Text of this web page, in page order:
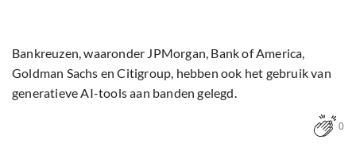
Bankreuzen, waaronder JPMorgan, Bank of America,
Goldman Sachs en Citigroup, hebben ook het gebruik van
generatieve AI-tools aan banden gelegd.
0